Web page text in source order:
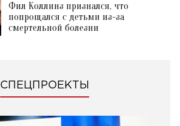
Фил Коллинз признался, что
попрощался с детьми из-за
смертельной болезни
СПЕЦПРОЕКТЫ